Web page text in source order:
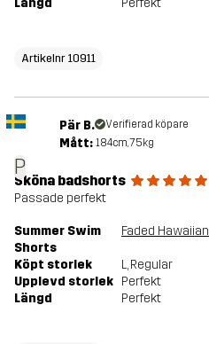
Artikelnr 10911
P
Pär B. Verifierad köpare
Mått: 184cm, 75kg
Sköna badshorts
Passade perfekt
Summer Swim
Shorts
Faded Hawaiian
Köpt storlek L, Regular
Upplevd storlek Perfekt
Längd
Perfekt